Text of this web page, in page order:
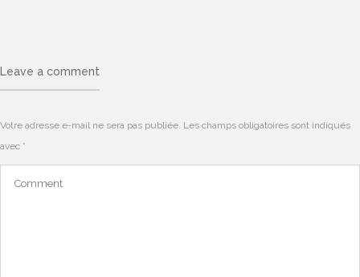
Leave a comment
Votre adresse e-mail ne sera pas publiée. Les champs obligatoires sont indiqués
avec *